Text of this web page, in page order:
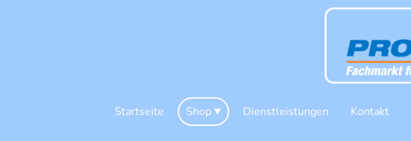
Startseite Shop Dienstleistungen Kontakt